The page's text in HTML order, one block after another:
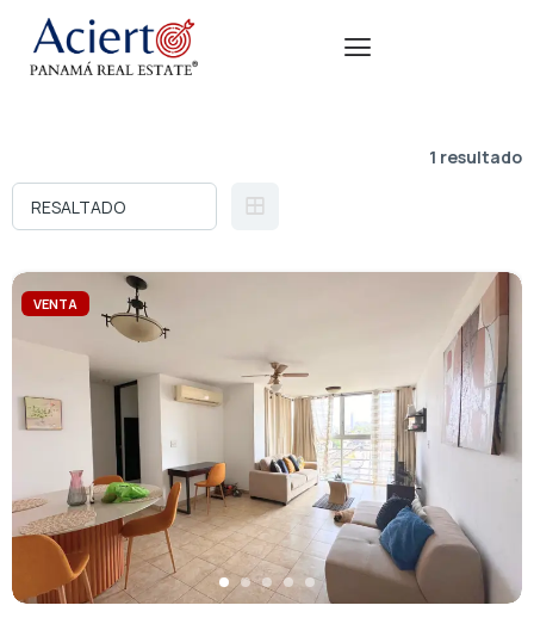
1 resultado
VENTA